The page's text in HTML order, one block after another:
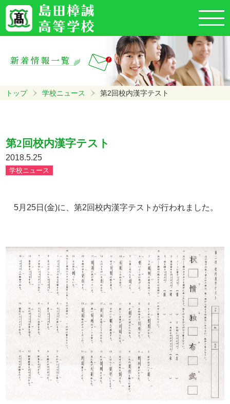
トップ 学校ニュース 第2回校内漢字テスト
第2回校内漢字テスト
2018.5.25
学校ニュース
5月25日(金)に、第2回校内漢字テストが行われました。